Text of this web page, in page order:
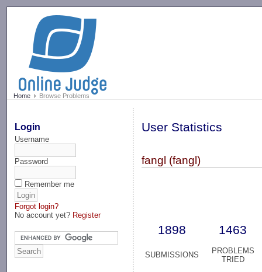
Home Browse Problems
Login
Username
Password
Remember me
Forgot login?
No account yet? Register
User Statistics
fangl (fangl)
1898 1463
SUBMISSIONS
PROBLEMS
TRIED